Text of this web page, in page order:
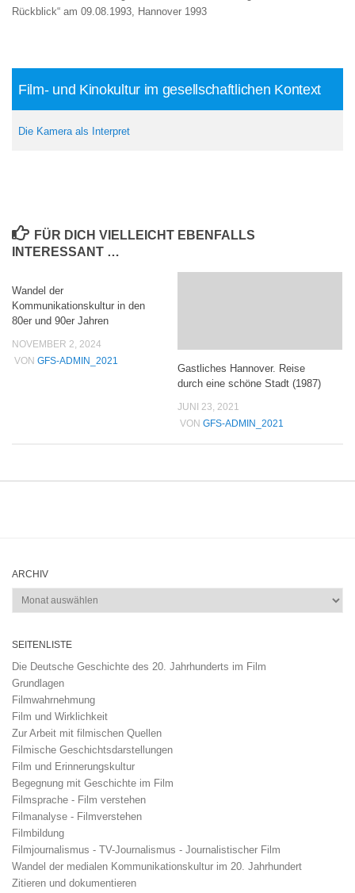
Rückblick“ am 09.08.1993, Hannover 1993
Film- und Kinokultur im gesellschaftlichen Kontext
Die Kamera als Interpret
FÜR DICH VIELLEICHT EBENFALLS
INTERESSANT …
Wandel der
Kommunikationskultur in den
80er und 90er Jahren
NOVEMBER 2, 2024
VON GFS-ADMIN_2021
Gastliches Hannover. Reise
durch eine schöne Stadt (1987)
JUNI 23, 2021
VON GFS-ADMIN_2021
ARCHIV
Archiv
SEITENLISTE
Die Deutsche Geschichte des 20. Jahrhunderts im Film
Grundlagen
Filmwahrnehmung
Film und Wirklichkeit
Zur Arbeit mit filmischen Quellen
Filmische Geschichtsdarstellungen
Film und Erinnerungskultur
Begegnung mit Geschichte im Film
Filmsprache - Film verstehen
Filmanalyse - Filmverstehen
Filmbildung
Filmjournalismus - TV-Journalismus - Journalistischer Film
Wandel der medialen Kommunikationskultur im 20. Jahrhundert
Zitieren und dokumentieren